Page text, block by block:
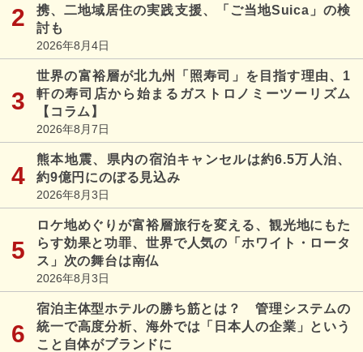
携、二地域居住の実践支援、「ご当地Suica」の検
討も
2026年8月4日
世界の富裕層が北九州「照寿司」を目指す理由、1
軒の寿司店から始まるガストロノミーツーリズム
【コラム】
2026年8月7日
熊本地震、県内の宿泊キャンセルは約6.5万人泊、
約9億円にのぼる見込み
2026年8月3日
ロケ地めぐりが富裕層旅行を変える、観光地にもた
らす効果と功罪、世界で人気の「ホワイト・ロータ
ス」次の舞台は南仏
2026年8月3日
宿泊主体型ホテルの勝ち筋とは？ 管理システムの
統一で高度分析、海外では「日本人の企業」という
こと自体がブランドに